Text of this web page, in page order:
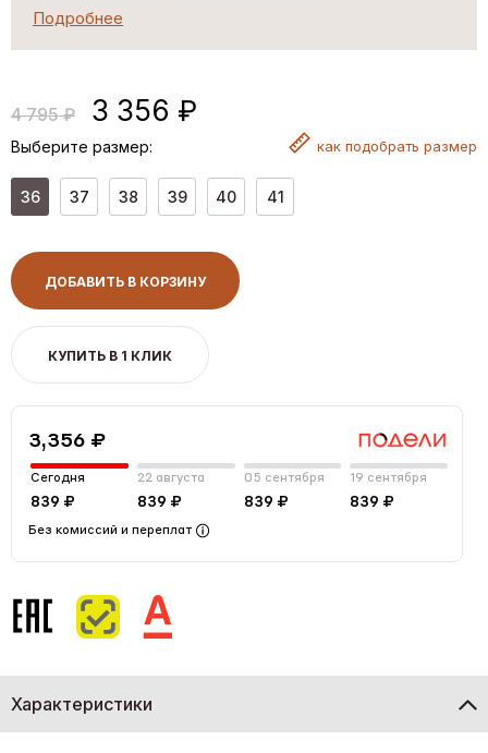
Подробнее
4 795 ₽ 3 356 ₽
Выберите размер: как подобрать размер
36 37 38 39 40 41
ДОБАВИТЬ В КОРЗИНУ
КУПИТЬ В 1 КЛИК
3,356 ₽
Сегодня
839 ₽
22 августа
839 ₽
05 сентября
839 ₽
19 сентября
839 ₽
Без комиссий и переплат
Характеристики